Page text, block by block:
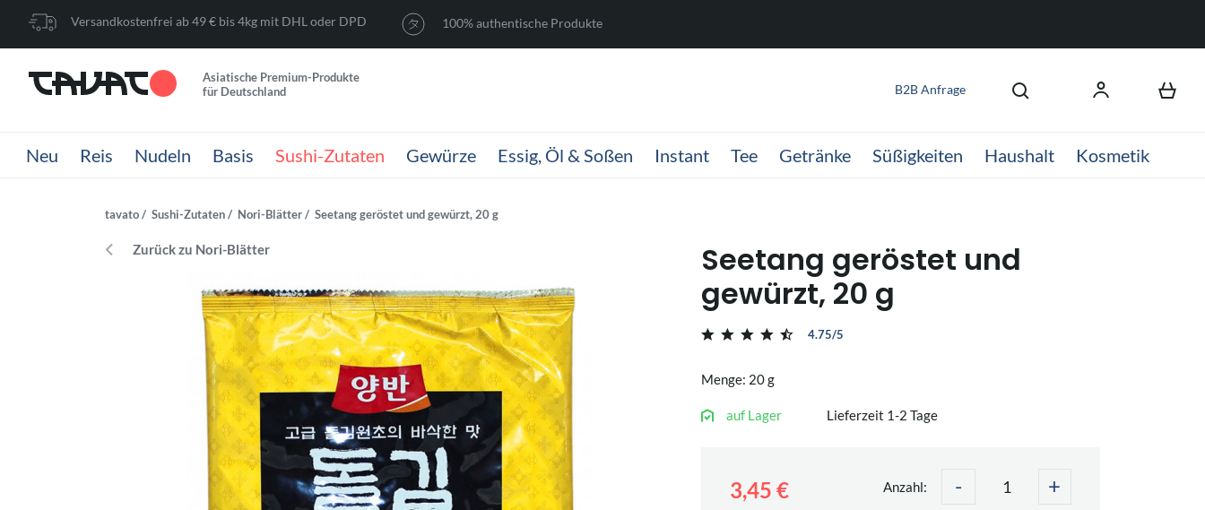
Versandkostenfrei ab 49 € bis 4kg mit DHL oder DPD 100% authentische Produkte
Asiatische Premium-Produkte
für Deutschland
B2B Anfrage
Neu Reis Nudeln Basis Sushi-Zutaten Gewürze Essig, Öl & Soßen Instant Tee Getränke Süßigkeiten Haushalt Kosmetik
tavato Sushi-Zutaten Nori-Blätter Seetang geröstet und gewürzt, 20 g
Zurück zu Nori-Blätter
Seetang geröstet und
gewürzt, 20 g
4.75/5
Menge: 20 g
auf Lager Lieferzeit 1-2 Tage
3,45 € Anzahl: - +